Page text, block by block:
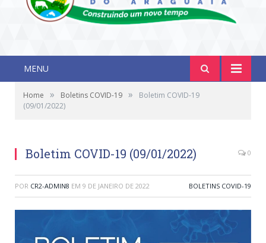
MENU
Home » Boletins COVID-19 »
Boletim COVID-19
(09/01/2022)
Boletim COVID-19 (09/01/2022) 0
POR CR2-ADMIN8 EM 9 DE JANEIRO DE 2022 BOLETINS COVID-19